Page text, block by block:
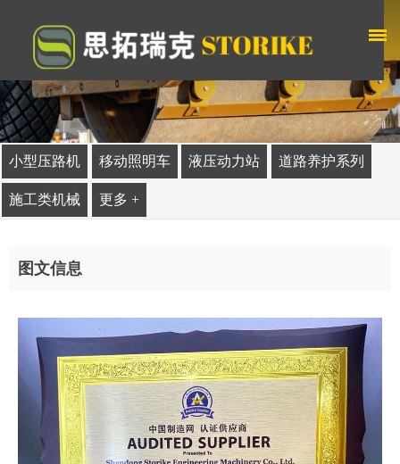
小型压路机 移动照明车 液压动力站 道路养护系列
施工类机械 更多 +
图文信息